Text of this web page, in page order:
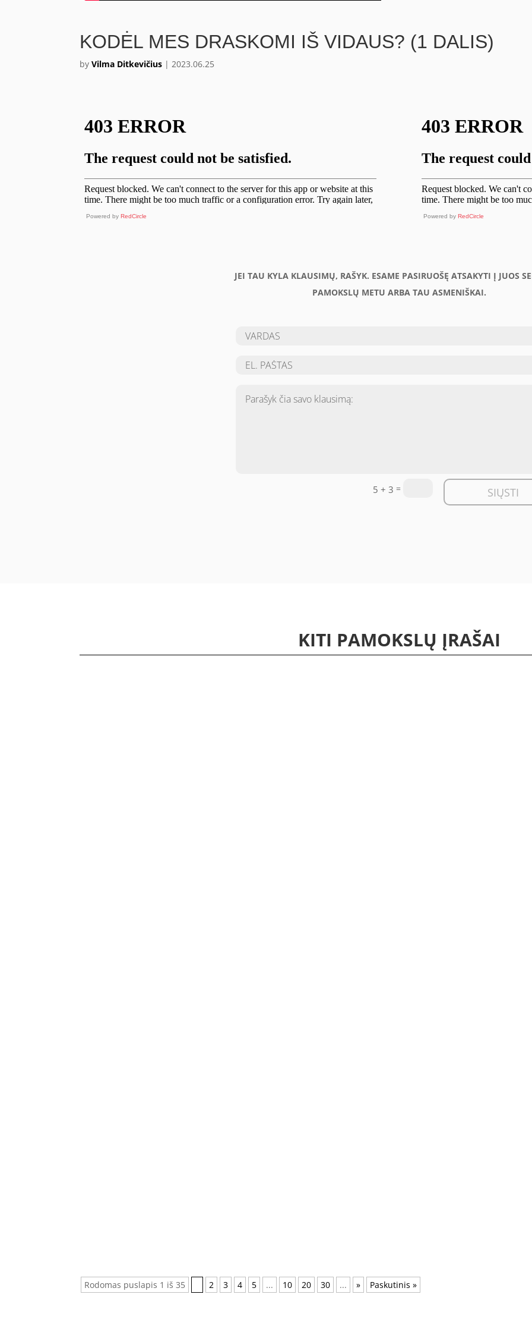
KODĖL MES DRASKOMI IŠ VIDAUS? (1 DALIS)
byVilma Ditkevičius |2023.06.25
Powered byRedCircle Powered by RedCircle
JEI TAU KYLA KLAUSIMŲ, RAŠYK. ESAME PASIRUOŠĘ ATSAKYTI Į JUOS
PAMOKSLŲ METU ARBA TAU ASMENIŠKAI.
5 + 3 = SIŲSTI
KITI PAMOKSLŲ ĮRAŠAI
Rodomas puslapis 1 iš 35 2 3 4 5 ... 10 20 30 ... » Paskutinis »